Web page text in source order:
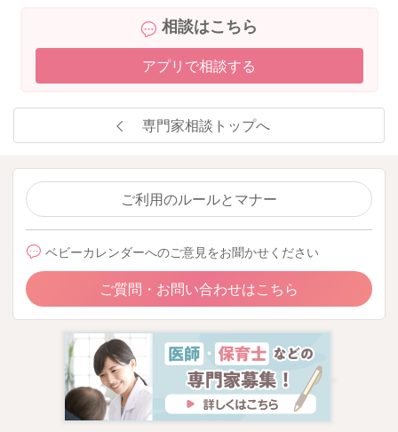
https://baby-calendar.jp/knowledge/baby/926
相談はこちら
アプリで相談する
専門家相談トップへ
ご利用のルールとマナー
ベビーカレンダーへのご意見をお聞かせください
ご質問・お問い合わせはこちら